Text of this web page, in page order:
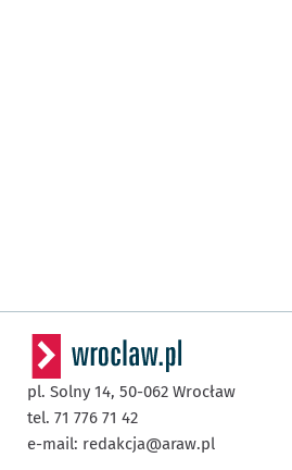
pl. Solny 14, 50-062 Wrocław
tel. 71 776 71 42
e-mail: redakcja@araw.pl